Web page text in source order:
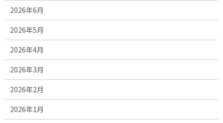
2026年6月
2026年5月
2026年4月
2026年3月
2026年2月
2026年1月